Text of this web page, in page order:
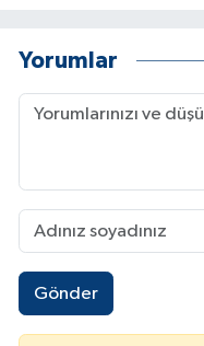
Yorumlar
Gönder